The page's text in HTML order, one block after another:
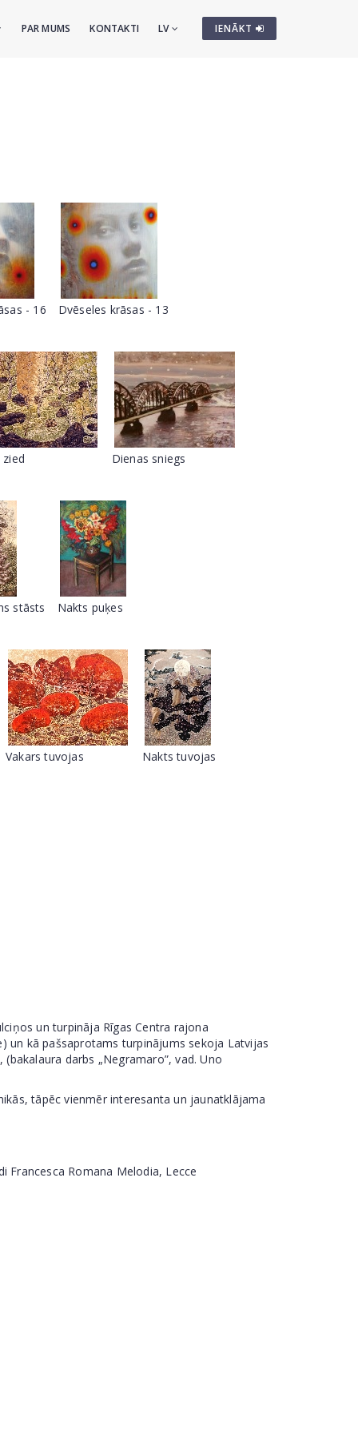
IENĀKT
PAR MUMS KONTAKTI LV
- 16 Dvēseles krāsas - 13
Dienas sniegs
stāsts Nakts puķes
Vakars tuvojas Nakts tuvojas
un turpināja Rīgas Centra rajona
un kā pašsaprotams turpinājums sekoja Latvijas
darbs „Negramaro”, vad. Uno
tāpēc vienmēr interesanta un jaunatklājama
Romana Melodia, Lecce